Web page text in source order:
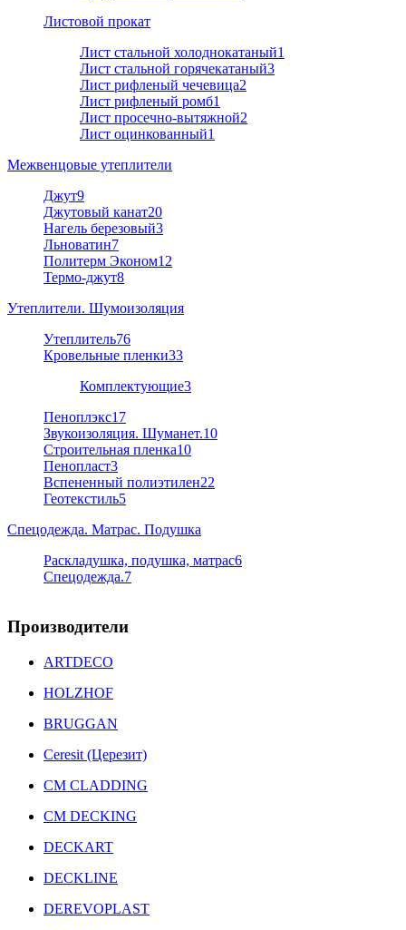
Листовой прокат
Лист стальной холоднокатаный1
Лист стальной горячекатаный3
Лист рифленый чечевица2
Лист рифленый ромб1
Лист просечно-вытяжной2
Лист оцинкованный1
Межвенцовые утеплители
Джут9
Джутовый канат20
Нагель березовый3
Льноватин7
Политерм Эконом12
Термо-джут8
Утеплители. Шумоизоляция
Утеплитель76
Кровельные пленки33
Комплектующие3
Пеноплэкс17
Звукоизоляция. Шуманет.10
Строительная пленка10
Пенопласт3
Вспененный полиэтилен22
Геотекстиль5
Спецодежда. Матрас. Подушка
Раскладушка, подушка, матрас6
Спецодежда.7
Производители
ARTDECO
HOLZHOF
BRUGGAN
Ceresit (Церезит)
CM CLADDING
CM DECKING
DECKART
DECKLINE
DEREVOPLAST